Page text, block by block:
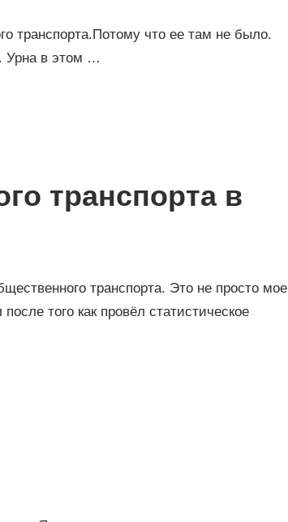
транспорта.Потому что ее там не было.
Урна в этом …
транспорта в
транспорта. Это не просто мое
того как провёл статистическое